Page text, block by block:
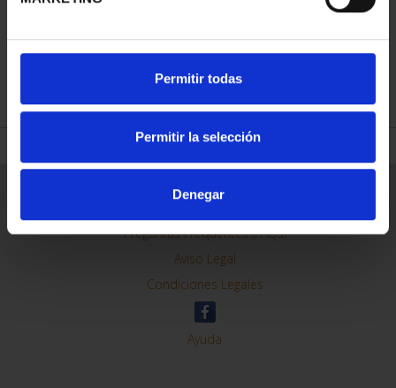
Permitir todas
Permitir la selección
Denegar
REFINAR
Información General
Contacto
Preguntas Frequentes (FAQs)
Aviso Legal
Condiciones Legales
Ayuda